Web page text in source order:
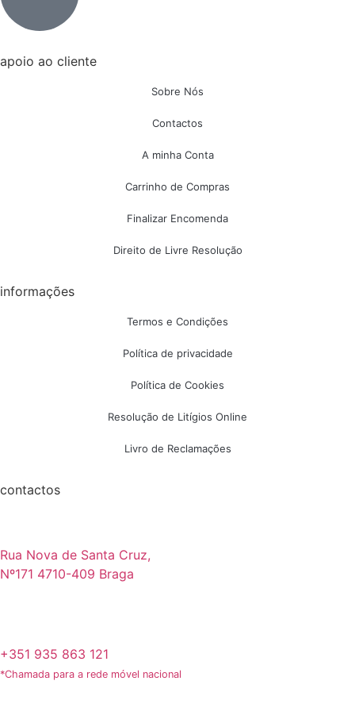
apoio ao cliente
Sobre Nós
Contactos
A minha Conta
Carrinho de Compras
Finalizar Encomenda
Direito de Livre Resolução
informações
Termos e Condições
Política de privacidade
Política de Cookies
Resolução de Litígios Online
Livro de Reclamações
contactos
Rua Nova de Santa Cruz,
Nº171 4710-409 Braga
+351 935 863 121
*Chamada para a rede móvel nacional